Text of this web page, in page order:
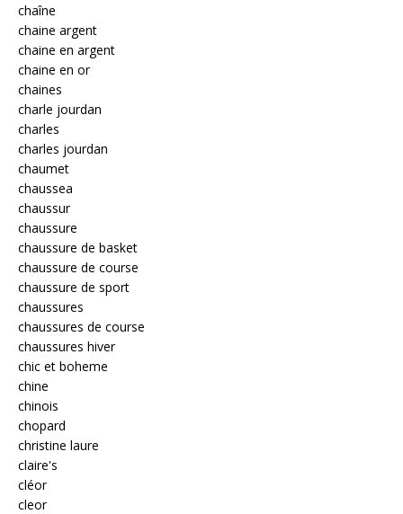
chaîne
chaine argent
chaine en argent
chaine en or
chaines
charle jourdan
charles
charles jourdan
chaumet
chaussea
chaussur
chaussure
chaussure de basket
chaussure de course
chaussure de sport
chaussures
chaussures de course
chaussures hiver
chic et boheme
chine
chinois
chopard
christine laure
claire's
cléor
cleor